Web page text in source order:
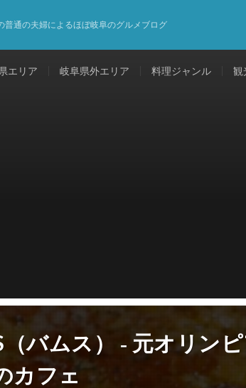
普通の夫婦によるほぼ岐阜のグルメブログ
エリア 岐阜県外エリア 料理ジャンル 観
（バムス） ‐ 元オリン
カフェ